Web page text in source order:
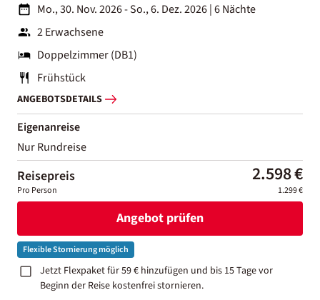
Mo., 30. Nov. 2026 - So., 6. Dez. 2026|6 Nächte
2 Erwachsene
Doppelzimmer (DB1)
Frühstück
ANGEBOTSDETAILS
Eigenanreise
Nur Rundreise
Reisepreis 2.598 €
Pro Person 1.299 €
Angebot prüfen
Flexible Stornierung möglich
Jetzt Flexpaket für 59 € hinzufügen und bis 15 Tage vor
Beginn der Reise kostenfrei stornieren.